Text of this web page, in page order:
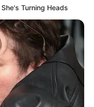
Turning Heads